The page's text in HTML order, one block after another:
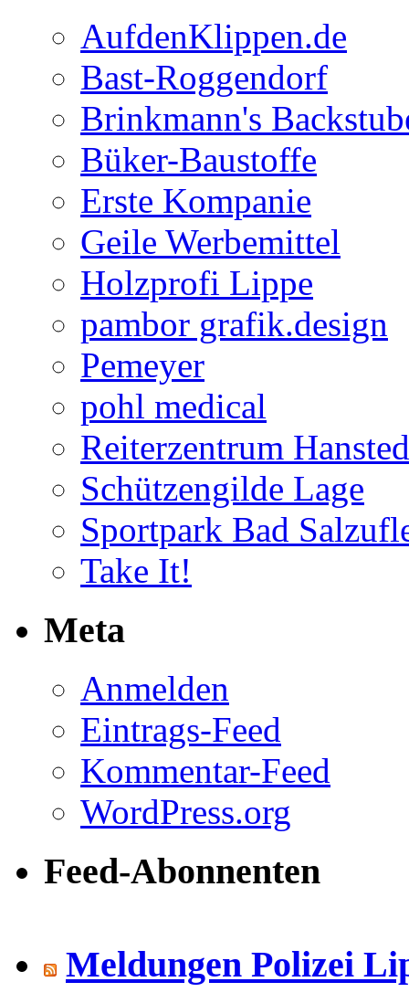
AufdenKlippen.de
Bast-Roggendorf
Brinkmann's
Büker-Baustoffe
Erste Kompanie
Geile Werbemittel
Holzprofi Lippe
pambor grafik.design
Pemeyer
pohl medical
Reiterzentrum
Schützengilde Lage
Sportpark Bad
Take It!
Meta
Anmelden
Eintrags-Feed
Kommentar-Feed
WordPress.org
Feed-Abonnenten
Meldungen Polizei